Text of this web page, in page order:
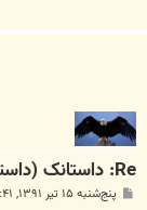
Re: داستانک (داستانهای کوتاه)
پ پنج‌شنبه ۱۵ تیر ۱۳۹۱, ۱۰:۴۱ ق.ظ